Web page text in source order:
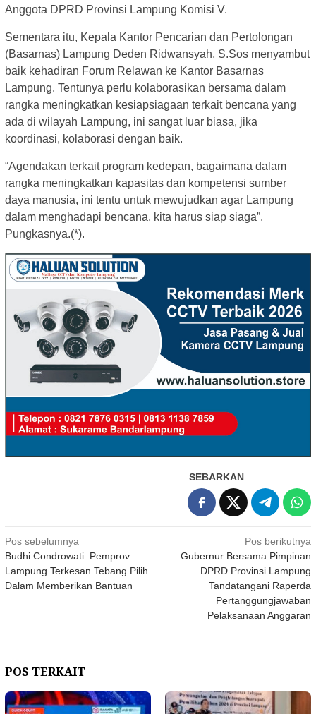
Anggota DPRD Provinsi Lampung Komisi V.
Sementara itu, Kepala Kantor Pencarian dan Pertolongan
(Basarnas) Lampung Deden Ridwansyah, S.Sos menyambut
baik kehadiran Forum Relawan ke Kantor Basarnas
Lampung. Tentunya perlu kolaborasikan bersama dalam
rangka meningkatkan kesiapsiagaan terkait bencana yang
ada di wilayah Lampung, ini sangat luar biasa, jika
koordinasi, kolaborasi dengan baik.
“Agendakan terkait program kedepan, bagaimana dalam
rangka meningkatkan kapasitas dan kompetensi sumber
daya manusia, ini tentu untuk mewujudkan agar Lampung
dalam menghadapi bencana, kita harus siap siaga”.
Pungkasnya.(*).
SEBARKAN
Navigasi
pos
Pos sebelumnya
Budhi Condrowati: Pemprov
Lampung Terkesan Tebang Pilih
Dalam Memberikan Bantuan
Pos berikutnya
Gubernur Bersama Pimpinan
DPRD Provinsi Lampung
Tandatangani Raperda
Pertanggungjawaban
Pelaksanaan Anggaran
POS TERKAIT